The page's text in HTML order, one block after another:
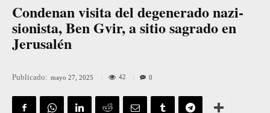
Condenan visita del degenerado nazi-
sionista, Ben Gvir, a sitio sagrado en
Jerusalén
Publicado: mayo 27, 2025 42 0